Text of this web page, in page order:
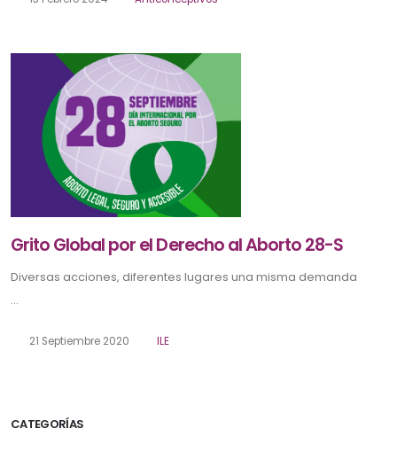
CATEGORÍAS
Grito Global por el Derecho al Aborto 28-S
Diversas acciones, diferentes lugares una misma demanda
...
21 Septiembre 2020 ILE